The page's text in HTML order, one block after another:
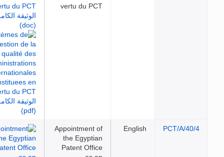
vertu du PCT
PCT/A/40/4
English
Appointment of
the Egyptian
Patent Office